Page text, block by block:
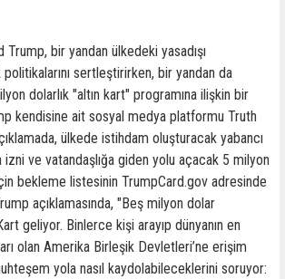
Trump, bir yandan ülkedeki yasadışı
sertleştirirken, bir yandan da
dolarlık "altın kart" programına ilişkin bir
kendisine ait sosyal medya platformu Truth
ülkede istihdam oluşturacak yabancı
izni ve vatandaşlığa giden yolu açacak 5 milyon
bekleme listesinin TrumpCard.gov adresinde
açıklamasında, "Beş milyon dolar
geliyor. Binlerce kişi arayıp dünyanın en
olan Amerika Birleşik Devletleri’ne erişim
yola nasıl kaydolabileceklerini soruyor: